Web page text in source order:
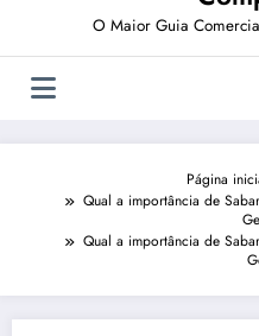
O Maior Guia
Página
Qual a importância de
Qual a importância de